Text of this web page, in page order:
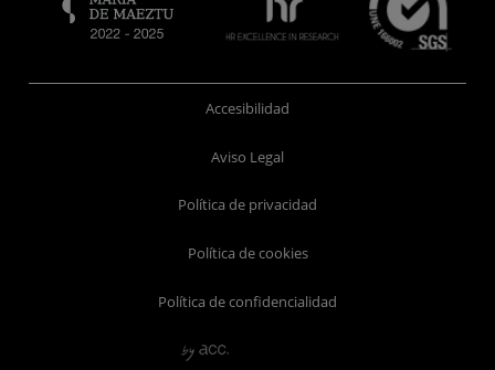
Accesibilidad
Aviso Legal
Política de privacidad
Política de cookies
Política de confidencialidad